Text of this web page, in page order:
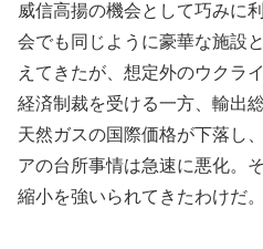
威信高揚の機会として巧みに
会でも同じように豪華な施設
えてきたが、想定外のウクラ
経済制裁を受ける一方、輸出
天然ガスの国際価格が下落し
アの台所事情は急速に悪化。
縮小を強いられてきたわけだ。